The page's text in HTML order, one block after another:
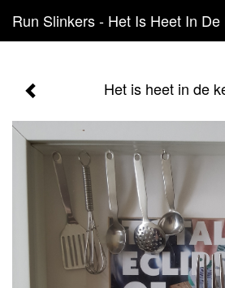
Het is heet in de